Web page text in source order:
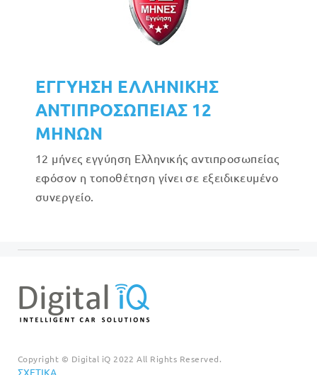
ΕΓΓΥΗΣΗ ΕΛΛΗΝΙΚΗΣ
ΑΝΤΙΠΡΟΣΩΠΕΙΑΣ 12
ΜΗΝΩΝ
12 μήνες εγγύηση Ελληνικής αντιπροσωπείας
εφόσον η τοποθέτηση γίνει σε εξειδικευμένο
συνεργείο.
Copyright © Digital iQ 2022 All Rights Reserved.
ΣΧΕΤΙΚΆ